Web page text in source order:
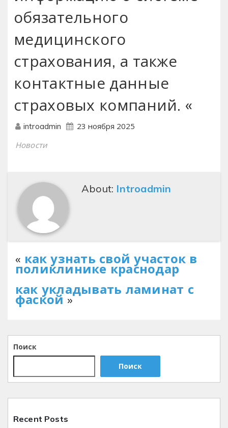
обязательного
медицинского
страхования‚ а также
контактные данные
страховых компаний. «
introadmin 23 ноября 2025
Новости
About: Introadmin
« как узнать свой участок в
поликлинике краснодар
как укладывать ламинат с
фаской »
Поиск
Поиск
Recent Posts